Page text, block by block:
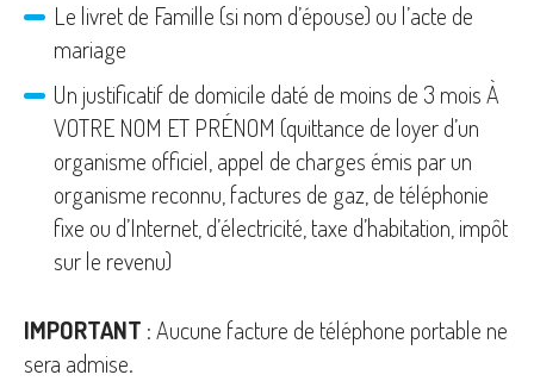
Le livret de Famille (si nom d’épouse) ou l’acte de
mariage
Un justificatif de domicile daté de moins de 3 mois À
VOTRE NOM ET PRÉNOM (quittance de loyer d’un
organisme officiel, appel de charges émis par un
organisme reconnu, factures de gaz, de téléphonie
fixe ou d’Internet, d’électricité, taxe d’habitation, impôt
sur le revenu)
IMPORTANT : Aucune facture de téléphone portable ne
sera admise.